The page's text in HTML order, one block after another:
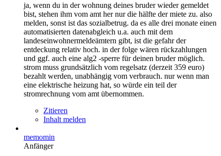
ja, wenn du in der wohnung deines bruder wieder gemeldet
bist, stehen ihm vom amt her nur die hälfte der miete zu. also
melden, sonst ist das sozialbetrug. da es alle drei monate einen
automatisierten datenabgleich u.a. auch mit dem
landeseinwohnermeldeämtern gibt, ist die gefahr der
entdeckung relativ hoch. in der folge wären rückzahlungen
und ggf. auch eine alg2 -sperre für deinen bruder möglich.
strom muss grundsätzlich vom regelsatz (derzeit 359 euro)
bezahlt werden, unabhängig vom verbrauch. nur wenn man
eine elektrische heizung hat, so würde ein teil der
stromrechnung vom amt übernommen.
Zitieren
Inhalt melden
memomin
Anfänger